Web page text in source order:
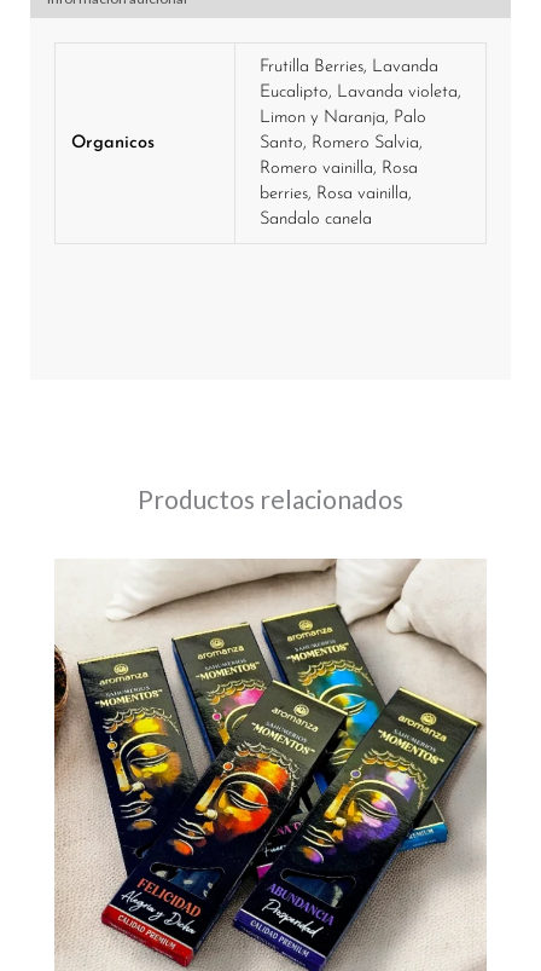
Organicos
Frutilla Berries, Lavanda
Eucalipto, Lavanda violeta,
Limon y Naranja, Palo
Santo, Romero Salvia,
Romero vainilla, Rosa
berries, Rosa vainilla,
Sandalo canela
Productos relacionados